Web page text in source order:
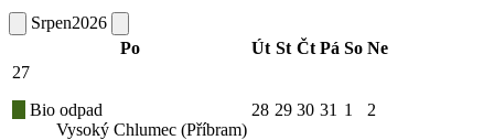
Srpen2026
Po
Út St Čt Pá So Ne
27
Bio odpad
Vysoký Chlumec (Příbram)
28 29 30 31 1 2